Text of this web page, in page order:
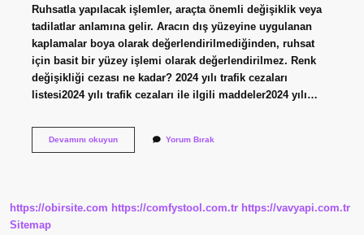
Ruhsatla yapılacak işlemler, araçta önemli değişiklik veya
tadilatlar anlamına gelir. Aracın dış yüzeyine uygulanan
kaplamalar boya olarak değerlendirilmediğinden, ruhsat
için basit bir yüzey işlemi olarak değerlendirilmez. Renk
değişikliği cezası ne kadar? 2024 yılı trafik cezaları
listesi2024 yılı trafik cezaları ile ilgili maddeler2024 yılı…
Devamını okuyunAraba
Kadar
Yorum Bırak
https://obirsite.com https://comfystool.com.tr https://vavyapi.com.tr
Sitemap